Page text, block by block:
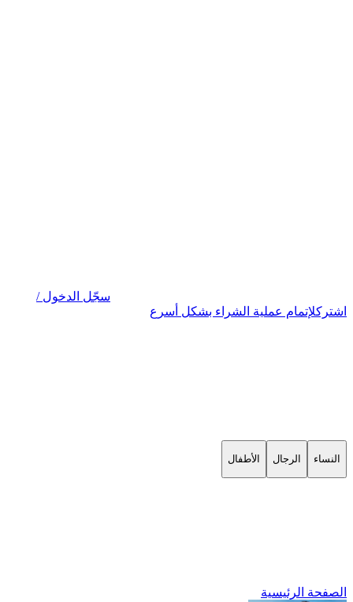
سجّل الدخول /
اشتركلإتمام عملية الشراء بشكل أسرع
النساء الرجال الأطفال
الصفحة الرئيسية